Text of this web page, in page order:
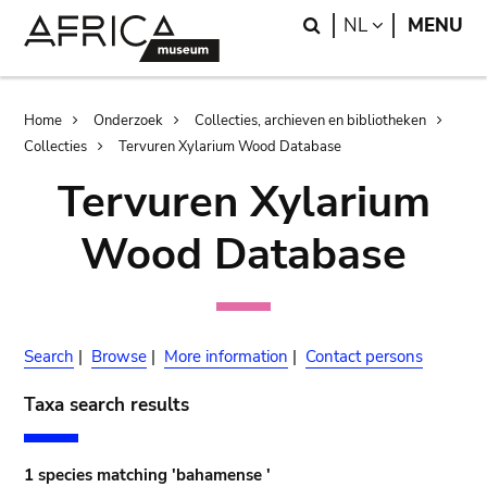
Search
NL LANGUAGE
MENU
Breadcrumb
Home Onderzoek
Collecties, archieven en bibliotheken
Collecties
Tervuren Xylarium Wood Database
Tervuren Xylarium
Wood Database
Search | Browse | More information | Contact persons
Taxa search results
1 species matching 'bahamense '